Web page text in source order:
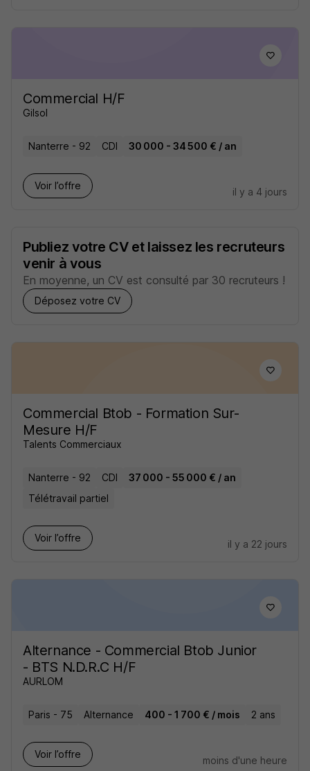
Commercial H/F
Gilsol
Nanterre - 92 CDI 30 000 - 34 500 € / an
Voir l’offre
il y a 4 jours
Publiez votre CV et laissez les recruteurs
venir à vous
En moyenne, un CV est consulté par 30 recruteurs !
Déposez votre CV
Commercial Btob - Formation Sur-
Mesure H/F
Talents Commerciaux
Nanterre - 92 CDI
37 000 - 55 000 € / an
Télétravail partiel
Voir l’offre
il y a 22 jours
Alternance - Commercial Btob Junior
- BTS N.D.R.C H/F
AURLOM
Paris - 75 Alternance 400 - 1 700 € / mois 2 ans
Voir l’offre
moins d'une heure